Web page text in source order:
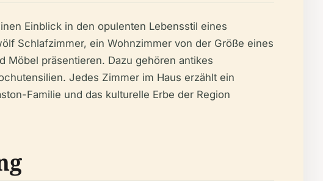
Einblick in den opulenten Lebensstil eines
Schlafzimmer, ein Wohnzimmer von der Größe eines
Möbel präsentieren. Dazu gehören antikes
Jedes Zimmer im Haus erzählt ein
Familie und das kulturelle Erbe der Region